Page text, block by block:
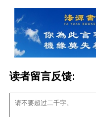
读者留言反馈: